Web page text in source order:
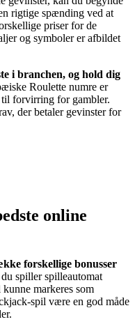
rigtige spænding ved at
priser for de
og symboler er afbildet
i branchen, og hold dig
Roulette numre er
forvirring for gambler.
der betaler gevinster for
online
forskellige bonusser
spiller spilleautomat
markeres som
spil være en god måde